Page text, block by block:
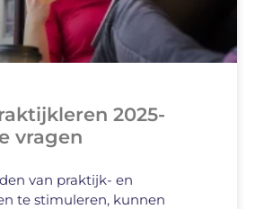
2025-
vragen
van praktijk- en
te stimuleren, kunnen